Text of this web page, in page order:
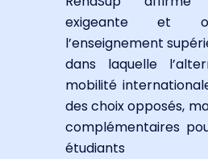
exigeante et
l’enseignement
dans laquelle
mobilité
des choix opposés,
complémentaires
étudiants